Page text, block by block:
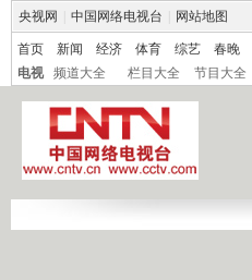
央视网 中国网络电视台 网站地图
首页 新闻 经济 体育 综艺 春晚
电视
频道大全 栏目大全 节目大全